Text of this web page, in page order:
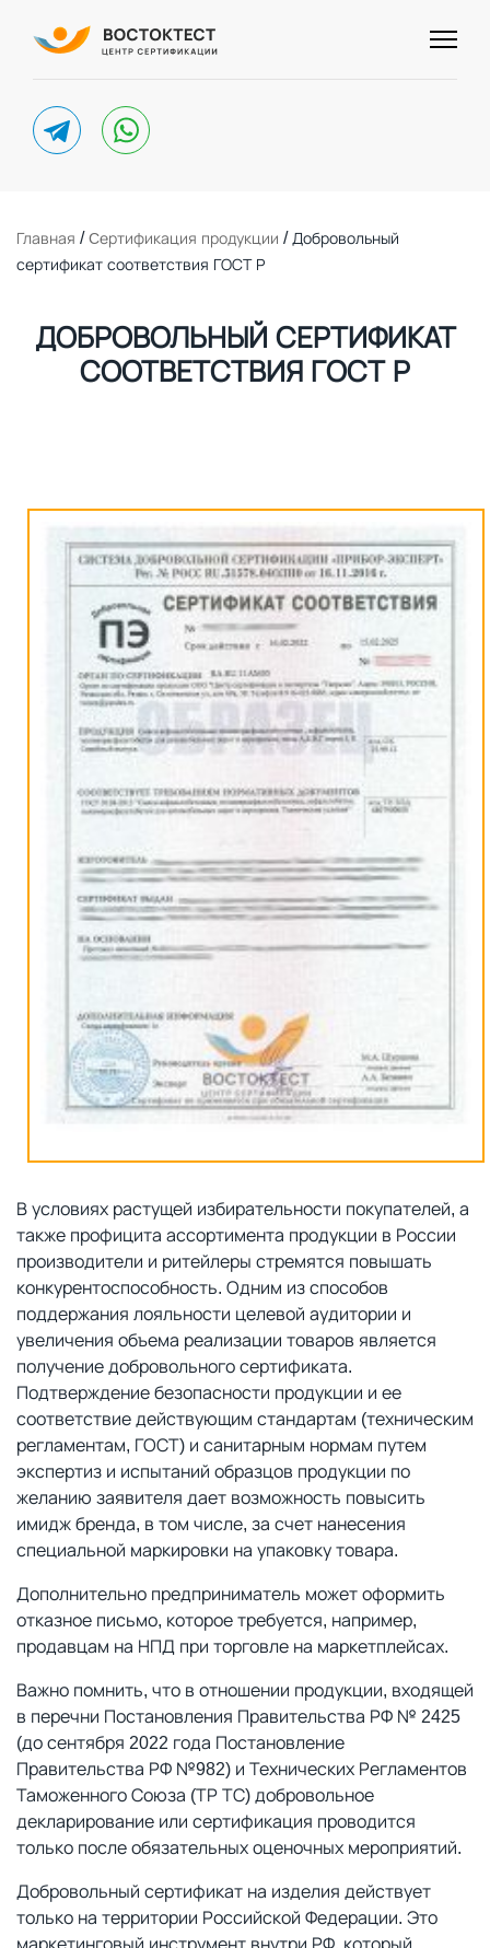
telegram whatsapp
Главная /Cертификация продукции /Добровольный
сертификат соответствия ГОСТ Р
ДОБРОВОЛЬНЫЙ СЕРТИФИКАТ
СООТВЕТСТВИЯ ГОСТ Р
В условиях растущей избирательности покупателей, а
также профицита ассортимента продукции в России
производители и ритейлеры стремятся повышать
конкурентоспособность. Одним из способов
поддержания лояльности целевой аудитории и
увеличения объема реализации товаров является
получение добровольного сертификата.
Подтверждение безопасности продукции и ее
соответствие действующим стандартам (техническим
регламентам, ГОСТ) и санитарным нормам путем
экспертиз и испытаний образцов продукции по
желанию заявителя дает возможность повысить
имидж бренда, в том числе, за счет нанесения
специальной маркировки на упаковку товара.
Дополнительно предприниматель может оформить
отказное письмо, которое требуется, например,
продавцам на НПД при торговле на маркетплейсах.
Важно помнить, что в отношении продукции, входящей
в перечни Постановления Правительства РФ № 2425
(до сентября 2022 года Постановление
Правительства РФ №982) и Технических Регламентов
Таможенного Союза (ТР ТС) добровольное
декларирование или сертификация проводится
только после обязательных оценочных мероприятий.
Добровольный сертификат на изделия действует
только на территории Российской Федерации. Это
маркетинговый инструмент внутри РФ, который